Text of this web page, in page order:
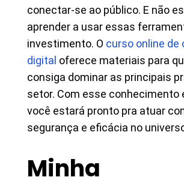
conectar-se ao público. E não
aprender a usar essas
investimento. O curso online de
digital oferece materiais para
consiga dominar as principais
setor. Com esse conhecimento
você estará pronto pra atuar
segurança e eficácia no
Minha